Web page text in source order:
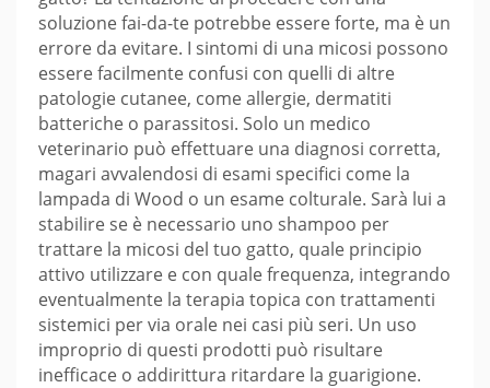
soluzione fai-da-te potrebbe essere forte, ma è un
errore da evitare. I sintomi di una micosi possono
essere facilmente confusi con quelli di altre
patologie cutanee, come allergie, dermatiti
batteriche o parassitosi. Solo un medico
veterinario può effettuare una diagnosi corretta,
magari avvalendosi di esami specifici come la
lampada di Wood o un esame colturale. Sarà lui a
stabilire se è necessario uno shampoo per
trattare la micosi del tuo gatto, quale principio
attivo utilizzare e con quale frequenza, integrando
eventualmente la terapia topica con trattamenti
sistemici per via orale nei casi più seri. Un uso
improprio di questi prodotti può risultare
inefficace o addirittura ritardare la guarigione.